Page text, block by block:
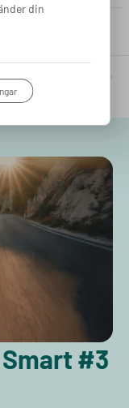
#3
din